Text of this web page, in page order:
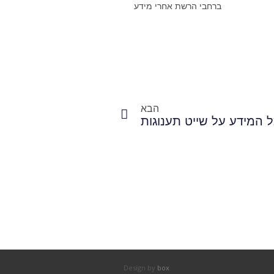
ברחבי הרשת אחרי מידע
הבא
המידע על שייט תענוגות
Design by box